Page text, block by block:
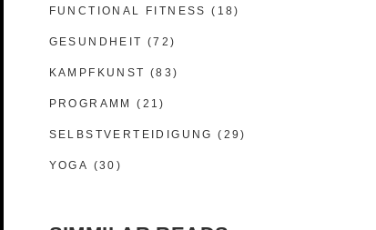
FUNCTIONAL FITNESS (18)
GESUNDHEIT (72)
KAMPFKUNST (83)
PROGRAMM (21)
SELBSTVERTEIDIGUNG (29)
YOGA (30)